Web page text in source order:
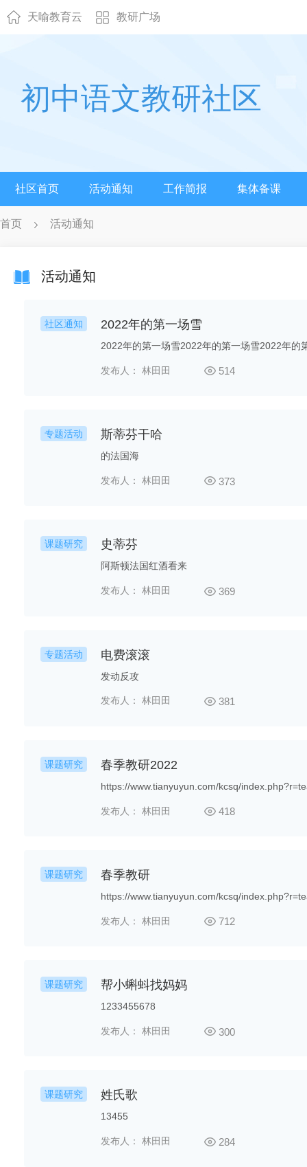
天喻教育云 教研广场
初中语文教研社区
社区首页 活动通知 工作简报 集体备课
首页 活动通知
活动通知
社区通知 2022年的第一场雪
发布人： 林田田 514
专题活动 斯蒂芬干哈
的法国海
发布人： 林田田 373
课题研究 史蒂芬
阿斯顿法国红酒看来
发布人： 林田田 369
专题活动 电费滚滚
发动反攻
发布人： 林田田 381
课题研究 春季教研2022
https://www.tianyuyun.com/kcsq/
发布人： 林田田 418
课题研究 春季教研
https://www.tianyuyun.com/kcsq/
发布人： 林田田 712
课题研究 帮小蝌蚪找妈妈
1233455678
发布人： 林田田 300
课题研究 姓氏歌
13455
发布人： 林田田 284